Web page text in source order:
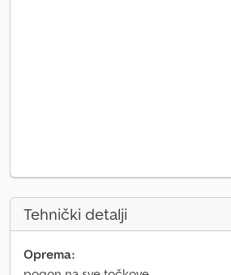
Tehnički detalji
Oprema: